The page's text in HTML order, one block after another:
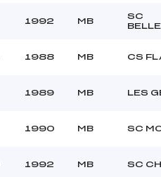
1992 MB
SC
1988 MB CS
1989 MB LES
1990 MB SC
1992 MB SC